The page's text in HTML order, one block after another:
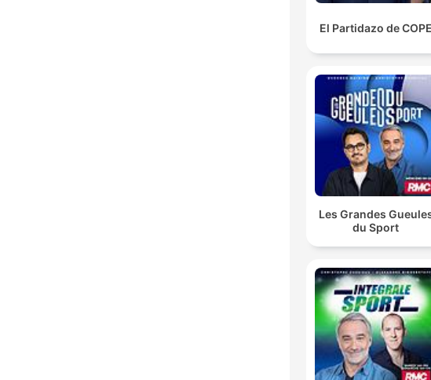
El Partidazo de COPE
Les Grandes
du Sport